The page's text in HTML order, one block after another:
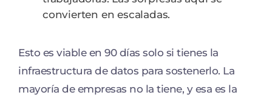
convierten en escaladas.
Esto es viable en 90 días solo si tienes la
infraestructura de datos para sostenerlo. La
mayoría de empresas no la tiene, y esa es la